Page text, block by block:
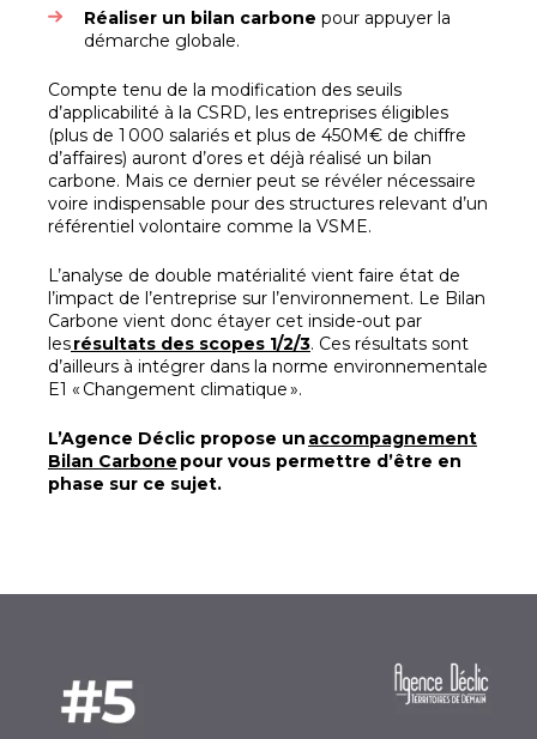
Réaliser un bilan carbone pour appuyer la
démarche globale.
Compte tenu de la modification des seuils
d’applicabilité à la CSRD, les entreprises éligibles
(plus de 1 000 salariés et plus de 450M€ de chiffre
d’affaires) auront d’ores et déjà réalisé un bilan
carbone. Mais ce dernier peut se révéler nécessaire
voire indispensable pour des structures relevant d’un
référentiel volontaire comme la VSME.
L’analyse de double matérialité vient faire état de
l’impact de l’entreprise sur l’environnement. Le Bilan
Carbone vient donc étayer cet inside-out par
lesrésultats des scopes 1/2/3. Ces résultats sont
d’ailleurs à intégrer dans la norme environnementale
E1 « Changement climatique ».
L’Agence Déclic propose un accompagnement
Bilan Carbone pour vous permettre d’être en
phase sur ce sujet.